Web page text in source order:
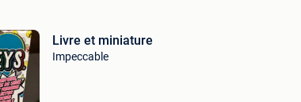
Livre et miniature
Impeccable